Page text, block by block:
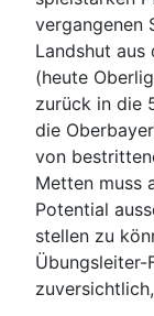
vergangenen
Landshut aus
(heute
zurück in die
die
von
Metten muss
Potential
stellen zu
Übungsleiter-